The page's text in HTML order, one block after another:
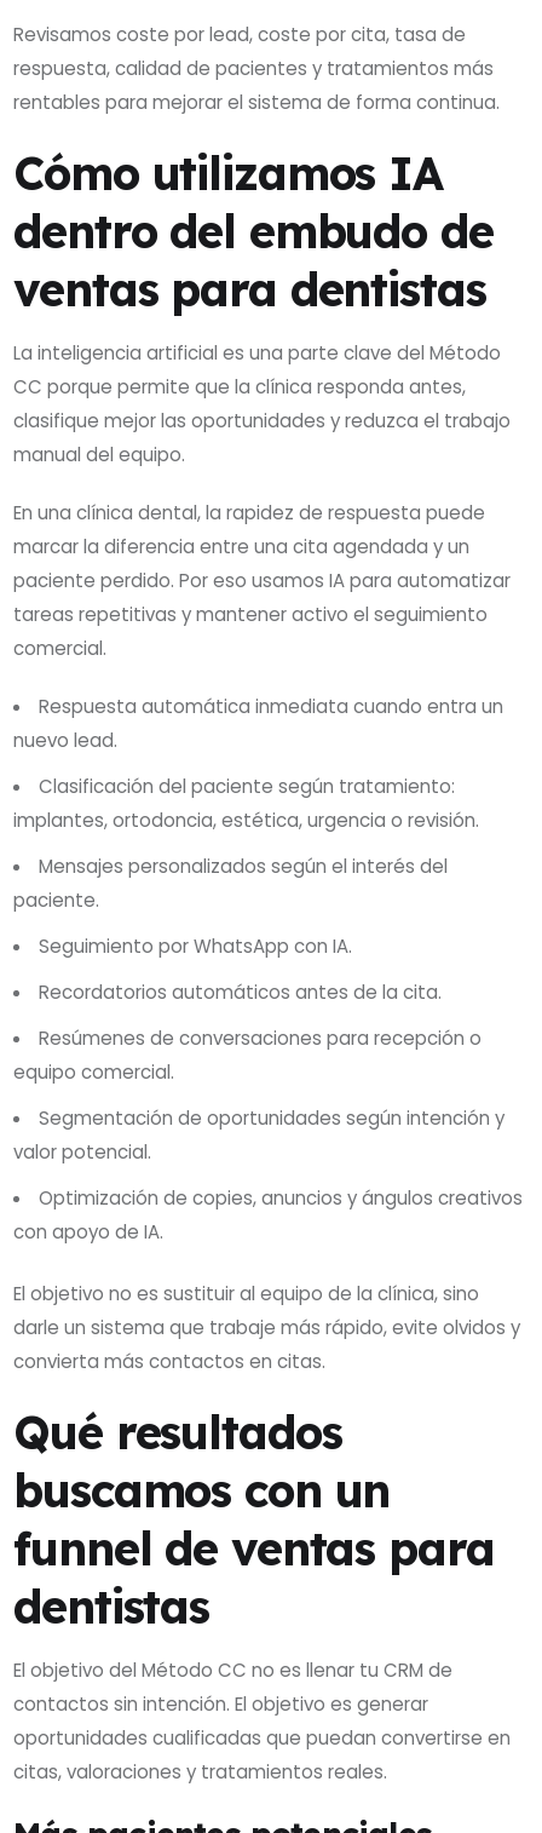
Revisamos coste por lead, coste por cita, tasa de
respuesta, calidad de pacientes y tratamientos más
rentables para mejorar el sistema de forma continua.
Cómo utilizamos IA
dentro del embudo de
ventas para dentistas
La inteligencia artificial es una parte clave del Método
CC porque permite que la clínica responda antes,
clasifique mejor las oportunidades y reduzca el trabajo
manual del equipo.
En una clínica dental, la rapidez de respuesta puede
marcar la diferencia entre una cita agendada y un
paciente perdido. Por eso usamos IA para automatizar
tareas repetitivas y mantener activo el seguimiento
comercial.
Respuesta automática inmediata cuando entra un
nuevo lead.
Clasificación del paciente según tratamiento:
implantes, ortodoncia, estética, urgencia o revisión.
Mensajes personalizados según el interés del
paciente.
Seguimiento por WhatsApp con IA.
Recordatorios automáticos antes de la cita.
Resúmenes de conversaciones para recepción o
equipo comercial.
Segmentación de oportunidades según intención y
valor potencial.
Optimización de copies, anuncios y ángulos creativos
con apoyo de IA.
El objetivo no es sustituir al equipo de la clínica, sino
darle un sistema que trabaje más rápido, evite olvidos y
convierta más contactos en citas.
Qué resultados
buscamos con un
funnel de ventas para
dentistas
El objetivo del Método CC no es llenar tu CRM de
contactos sin intención. El objetivo es generar
oportunidades cualificadas que puedan convertirse en
citas, valoraciones y tratamientos reales.